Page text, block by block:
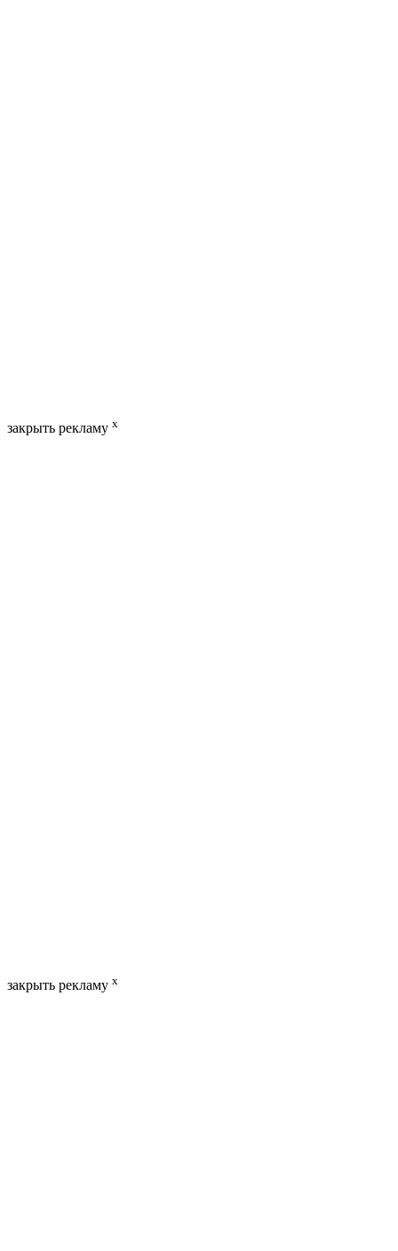
закрыть рекламу x
закрыть рекламу x